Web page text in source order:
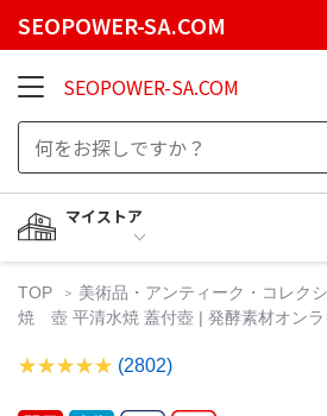
SEOPOWER-SA.COM
SEOPOWER-SA.COM
マイストア
TOP 美術品・アンティーク・コレク
焼 壺 平清水焼 蓋付壺 | 発酵素材オンラ
(2802)